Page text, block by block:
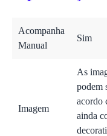
Acompanha
Manual
Sim
Imagem
As
podem
acordo
ainda